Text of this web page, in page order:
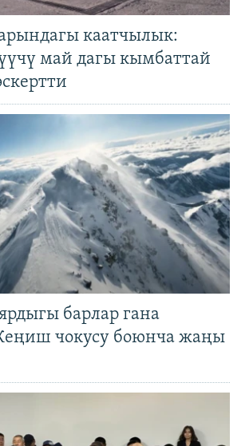
каатчылык:
май дагы кымбаттай
барлар гана
чокусу боюнча жаңы